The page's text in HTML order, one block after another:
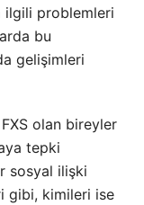
ilgili problemleri
bu
gelişimleri
olan bireyler
tepki
sosyal ilişki
gibi, kimileri ise